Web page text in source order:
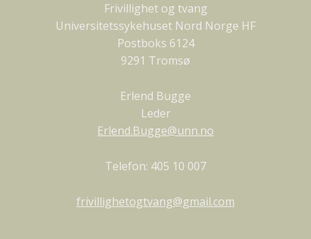
Frivillighet og tvang
Universitetssykehuset Nord Norge HF
Postboks 6124
9291 Tromsø
Erlend Bugge
Leder
Erlend.Bugge@unn.no
Telefon: 405 10 007
frivillighetogtvang@gmail.com